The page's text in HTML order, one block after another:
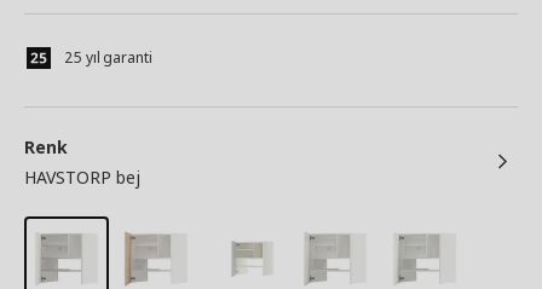
25 yıl garanti
Renk
HAVSTORP bej